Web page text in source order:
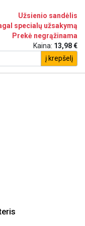
Užsienio sandėlis
specialų užsakymą
Prekė negrąžinama
Kaina: 13,98 €
į krepšelį